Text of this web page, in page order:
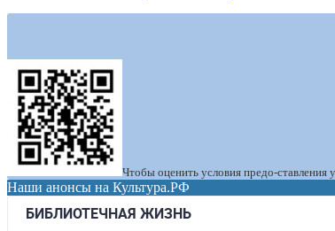
Чтобы оценить условия предо-ставления
Наши анонсы на Культура.РФ